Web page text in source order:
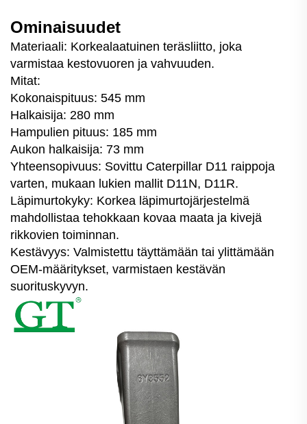
Ominaisuudet
Materiaali: Korkealaatuinen teräsliitto, joka
varmistaa kestovuoren ja vahvuuden.
Mitat:
Kokonaispituus: 545 mm
Halkaisija: 280 mm
Hampulien pituus: 185 mm
Aukon halkaisija: 73 mm
Yhteensopivuus: Sovittu Caterpillar D11 raippoja
varten, mukaan lukien mallit D11N, D11R.
Läpimurtokyky: Korkea läpimurtojärjestelmä
mahdollistaa tehokkaan kovaa maata ja kivejä
rikkovien toiminnan.
Kestävyys: Valmistettu täyttämään tai ylittämään
OEM-määritykset, varmistaen kestävän
suorituskyvyn.